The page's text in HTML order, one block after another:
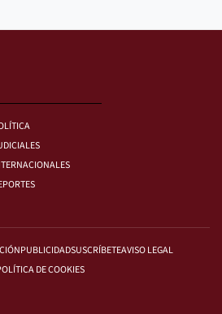
PUBLICIDADSUSCRÍBETEAVISO LEGAL
DE COOKIES